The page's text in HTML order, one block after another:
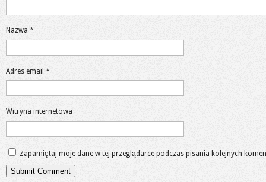
Nazwa *
Adres email *
Witryna internetowa
Zapamiętaj moje dane w tej przeglądarce podczas pisania kolejnych